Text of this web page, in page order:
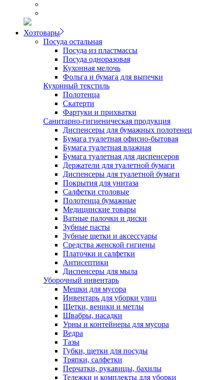
Хозтовары
Посуда остальная
Посуда из пластмассы
Посуда одноразовая
Кухонная мелочь
Фольга и бумага для выпечки
Кухонный текстиль
Полотенца
Скатерти
Фартуки и прихватки
Санитарно-гигиеническая продукция
Диспенсеры для бумажных полотенец
Бумага туалетная офисно-бытовая
Бумага туалетная влажная
Бумага туалетная для диспенсеров
Держатели для туалетной бумаги
Диспенсеры для туалетной бумаги
Покрытия для унитаза
Салфетки столовые
Полотенца бумажные
Медицинские товары
Ватные палочки и диски
Зубные пасты
Зубные щетки и аксессуары
Средства женской гигиены
Платочки и салфетки
Антисептики
Диспенсеры для мыла
Уборочный инвентарь
Мешки для мусора
Инвентарь для уборки улиц
Щетки, веники и метлы
Швабры, насадки
Урны и контейнеры для мусора
Ведра
Тазы
Губки, щетки для посуды
Тряпки, салфетки
Перчатки, рукавицы, бахилы
Тележки и комплекты для уборки